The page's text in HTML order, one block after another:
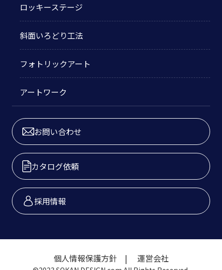
ロッキーステージ
斜面いろどり工法
フォトリックアート
アートワーク
お問い合わせ
カタログ依頼
採用情報
個人情報保護方針 運営会社